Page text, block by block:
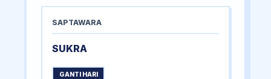
SAPTAWARA
SUKRA
GANTI HARI